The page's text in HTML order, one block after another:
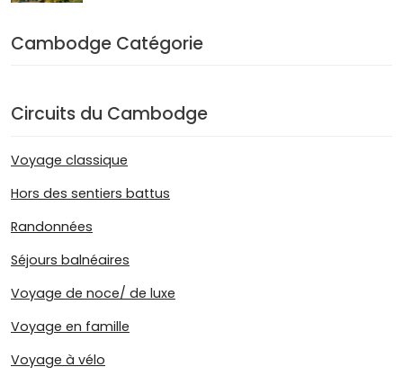
Cambodge Catégorie
Circuits du Cambodge
Voyage classique
Hors des sentiers battus
Randonnées
Séjours balnéaires
Voyage de noce/ de luxe
Voyage en famille
Voyage à vélo